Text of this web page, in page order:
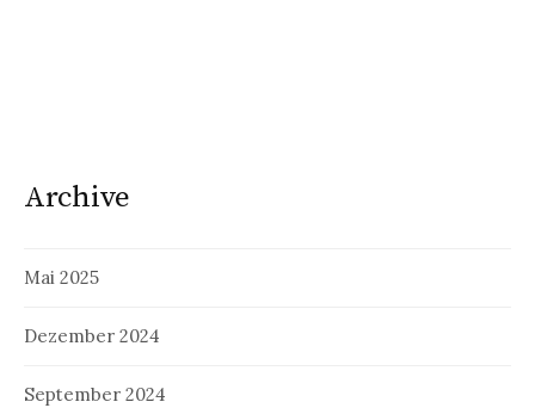
Archive
Mai 2025
Dezember 2024
September 2024